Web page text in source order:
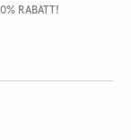
RABATT!